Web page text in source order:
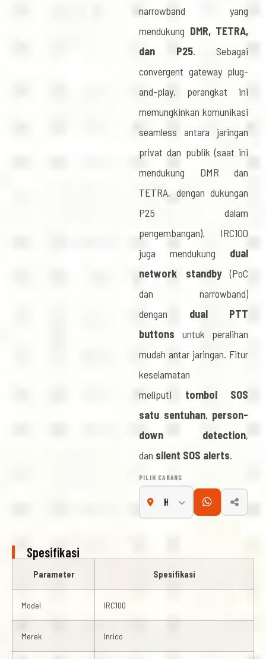
narrowband yang
mendukung DMR, TETRA,
dan P25. Sebagai
convergent gateway plug-
and-play, perangkat ini
memungkinkan komunikasi
seamless antara jaringan
privat dan publik (saat ini
mendukung DMR dan
TETRA, dengan dukungan
P25 dalam
pengembangan). IRC100
juga mendukung dual
network standby(PoC
dan narrowband)
dengan dual PTT
buttons untuk peralihan
mudah antar jaringan. Fitur
keselamatan
meliputi tombol SOS
satu sentuhan, person-
down detection,
dan silent SOS alerts.
PILIH CABANG
Spesifikasi
Parameter Spesifikasi
Model IRC100
Merek Inrico